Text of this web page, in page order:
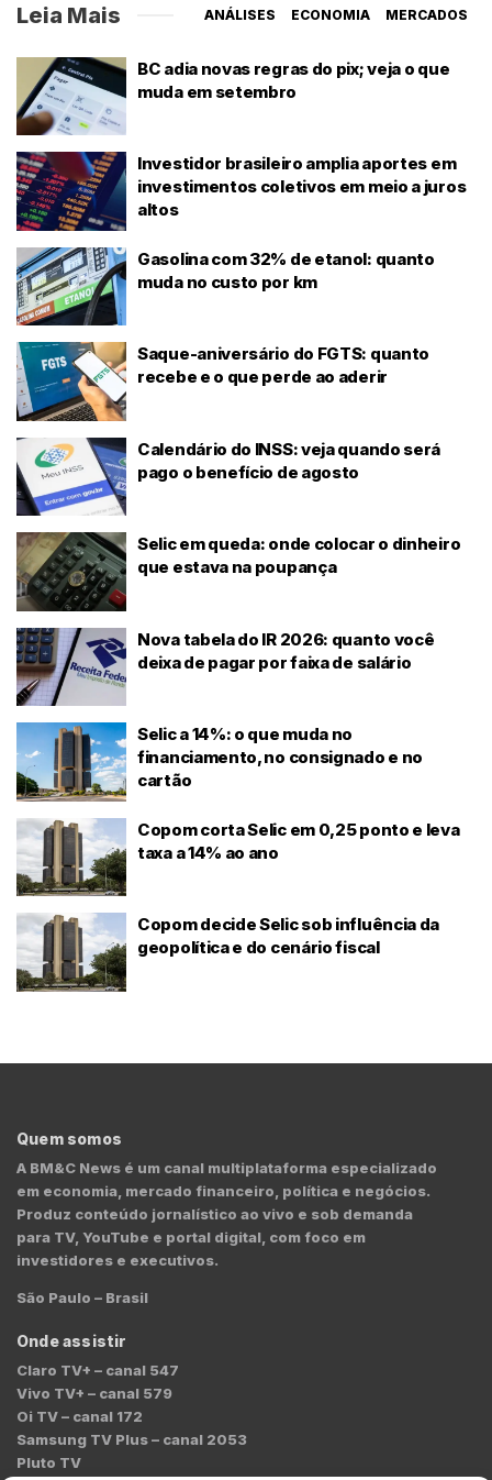
Leia Mais ANÁLISES ECONOMIA MERCADOS
BC adia novas regras do pix; veja o que
muda em setembro
Investidor brasileiro amplia aportes em
investimentos coletivos em meio a juros
altos
Gasolina com 32% de etanol: quanto
muda no custo por km
Saque-aniversário do FGTS: quanto
recebe e o que perde ao aderir
Calendário do INSS: veja quando será
pago o benefício de agosto
Selic em queda: onde colocar o dinheiro
que estava na poupança
Nova tabela do IR 2026: quanto você
deixa de pagar por faixa de salário
Selic a 14%: o que muda no
financiamento, no consignado e no
cartão
Copom corta Selic em 0,25 ponto e leva
taxa a 14% ao ano
Copom decide Selic sob influência da
geopolítica e do cenário fiscal
Quem somos
A BM&C News é um canal multiplataforma especializado
em economia, mercado financeiro, política e negócios.
Produz conteúdo jornalístico ao vivo e sob demanda
para TV, YouTube e portal digital, com foco em
investidores e executivos.
São Paulo – Brasil
Onde assistir
Claro TV+ – canal 547
Vivo TV+ – canal 579
Oi TV – canal 172
Samsung TV Plus – canal 2053
Pluto TV